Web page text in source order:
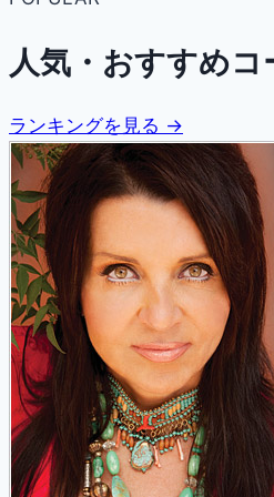
人気・おすすめコ
ランキングを見る →